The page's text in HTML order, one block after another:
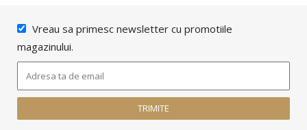
Vreau sa primesc newsletter cu promotiile
magazinului.
TRIMITE